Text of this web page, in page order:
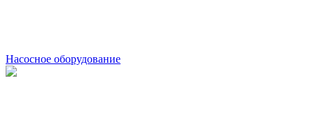
Насосное оборудование